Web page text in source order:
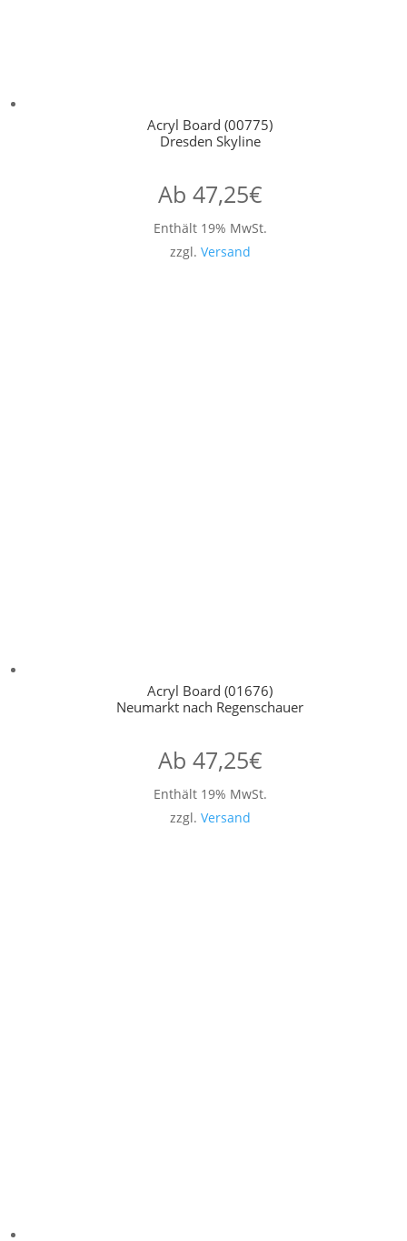
Acryl Board (00775)
Dresden Skyline
Ab 47,25€
Enthält 19% MwSt.
zzgl. Versand
Acryl Board (01676)
Neumarkt nach Regenschauer
Ab 47,25€
Enthält 19% MwSt.
zzgl. Versand